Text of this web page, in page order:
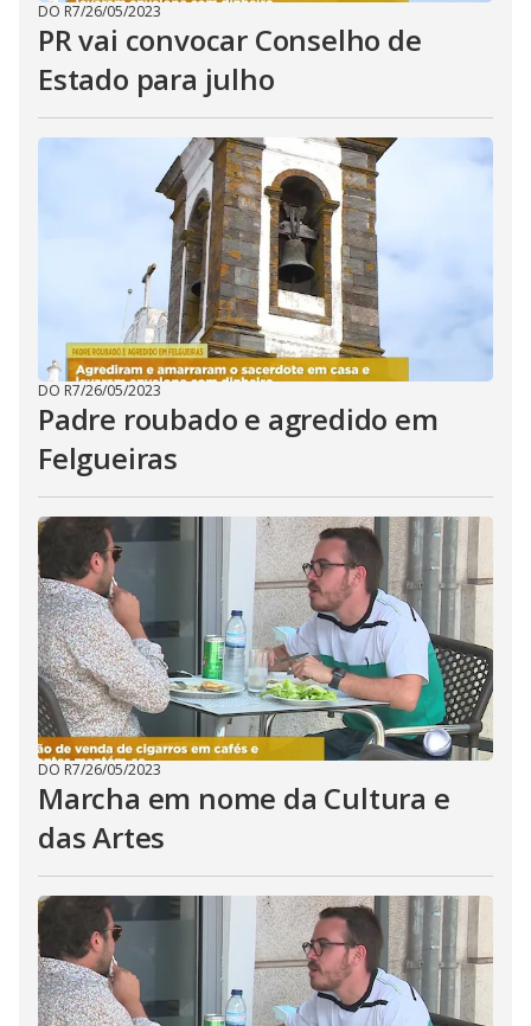
DO R7/26/05/2023
PR vai convocar Conselho de
Estado para julho
DO R7/26/05/2023
Padre roubado e agredido em
Felgueiras
DO R7/26/05/2023
Marcha em nome da Cultura e
das Artes